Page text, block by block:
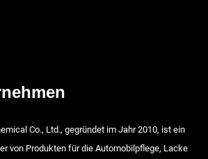
Co., Ltd., gegründet im Jahr 2010, ist ein
von Produkten für die Automobilpflege, Lacke